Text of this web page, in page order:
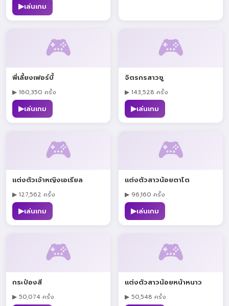
▶เล่นเกม
🎮
พี่เลี้ยงเฟอร์บี้
▶ 160,350 ครั้ง
▶เล่นเกม
🎮
จิตรกรสาวซู
▶ 143,528 ครั้ง
▶เล่นเกม
🎮
แต่งตัวเจ้าหญิงเอเรียล
▶ 127,562 ครั้ง
▶เล่นเกม
🎮
แต่งตัวสาวน้อยตาโต
▶ 96,160 ครั้ง
▶เล่นเกม
🎮
กระป๋องสี
▶ 50,074 ครั้ง
🎮
แต่งตัวสาวน้อยหน้าหนาว
▶ 50,548 ครั้ง